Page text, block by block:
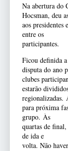
Na abertura do
Hocsman, deu
aos presidentes
entre os
participantes.
Ficou definida
disputa do ano
clubes
estarão
regionalizadas.
para próxima
grupo. Às
quartas de
de ida e
volta. Não